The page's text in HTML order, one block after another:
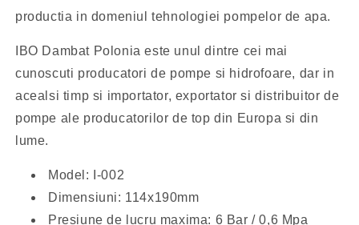
productia in domeniul tehnologiei pompelor de apa.
IBO Dambat Polonia este unul dintre cei mai
cunoscuti producatori de pompe si hidrofoare, dar in
acealsi timp si importator, exportator si distribuitor de
pompe ale producatorilor de top din Europa si din
lume.
Model: I-002
Dimensiuni: 114x190mm
Presiune de lucru maxima: 6 Bar / 0,6 Mpa